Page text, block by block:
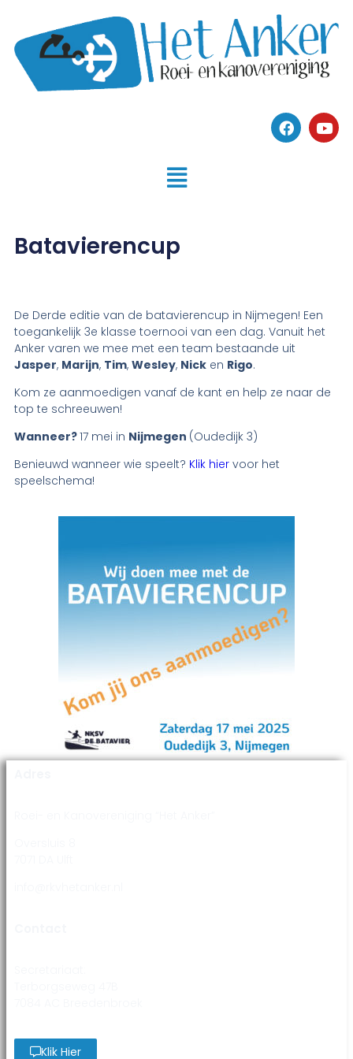
Batavierencup
De Derde editie van de batavierencup in Nijmegen! Een
toegankelijk 3e klasse toernooi van een dag. Vanuit het
Anker varen we mee met een team bestaande uit
Jasper, Marijn, Tim, Wesley, Nick en Rigo.
Kom ze aanmoedigen vanaf de kant en help ze naar de
top te schreeuwen!
Wanneer?17 mei in Nijmegen (Oudedijk 3)
Benieuwd wanneer wie speelt? Klik hier voor het
speelschema!
Klik Hier